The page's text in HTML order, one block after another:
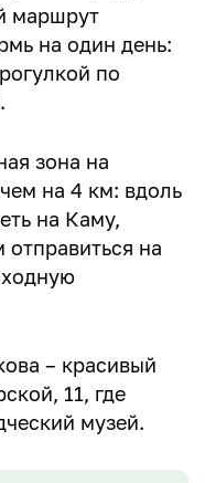
маршрут
на один день:
по
зона на
на 4 км: вдоль
на Каму,
на
– красивый
11, где
музей.